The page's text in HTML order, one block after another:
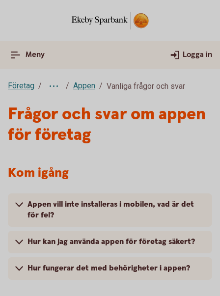
Meny Logga in
Företag Appen Vanliga frågor och svar
Frågor och svar om appen
för företag
Kom igång
Appen vill inte installeras i mobilen, vad är det
för fel?
Hur kan jag använda appen för företag säkert?
Hur fungerar det med behörigheter i appen?